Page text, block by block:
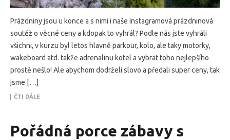
Prázdniny jsou u konce a s nimi i naše Instagramová prázdninová
soutěž o věcné ceny a kdopak to vyhrál? Podle nás jste vyhráli
všichni, v kurzu byl letos hlavně parkour, kolo, ale taky motorky,
wakeboard atd. takže adrenalinu kotel a vybrat toho nejlepšího
prostě nešlo! Ale abychom dodrželi slovo a předali super ceny, tak
jsme […]
ČTI DÁLE
Pořádná porce zábavy s